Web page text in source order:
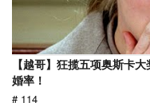
【越哥】狂揽五项奥斯卡
婚率！
# 114